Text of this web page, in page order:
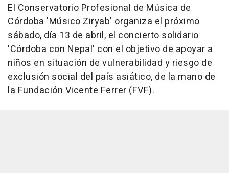
El Conservatorio Profesional de Música de
Córdoba 'Músico Ziryab' organiza el próximo
sábado, día 13 de abril, el concierto solidario
'Córdoba con Nepal' con el objetivo de apoyar a
niños en situación de vulnerabilidad y riesgo de
exclusión social del país asiático, de la mano de
la Fundación Vicente Ferrer (FVF).